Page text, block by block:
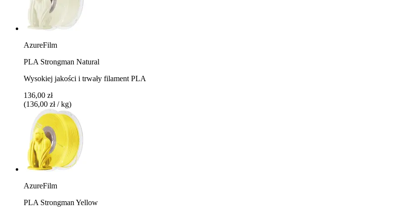
AzureFilm
PLA Strongman Natural
Wysokiej jakości i trwały filament PLA
136,00 zł
(136,00 zł / kg)
AzureFilm
PLA Strongman Yellow